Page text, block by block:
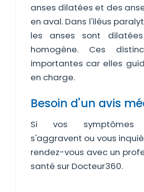
anses dilatées et des
en aval. Dans l'iléus
les anses sont
homogène. Ces
importantes car elles
en charge.
Besoin d'un avis
Si vos symptômes
s'aggravent ou vous
rendez-vous avec un
santé sur Docteur360.